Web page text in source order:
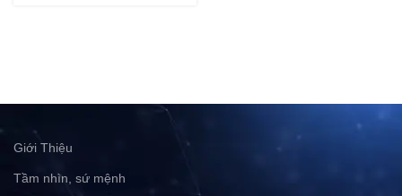
Giới Thiệu
Tầm nhìn, sứ mệnh